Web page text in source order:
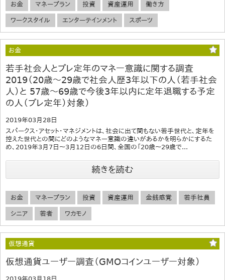
お金 マネープラン 投資 資産運用 働き方
ワークスタイル エンターテインメント スポーツ
お金
若手社会人とプレ定年のマネー意識に関する調査
2019（20歳～29歳で社会人歴3年以下の人（若手社会
人）と 57歳～69歳で今後3年以内に定年退職する予定
の人（プレ定年）対象）
2019年03月28日
スパークス・アセット・マネジメントは、社会に出て間もない若手世代と、定年を
控えた世代との間にどのようなマネー意識の違いがあるかを明らかにするた
め、2019年3月7日～3月12日の6日間、全国の「20歳～29歳で...
続きを読む
お金 マネープラン 投資 資産運用 金銭感覚 若手社員
シニア 若者 ワカモノ
仮想通貨
仮想通貨ユーザー調査（GMOコインユーザー対象）